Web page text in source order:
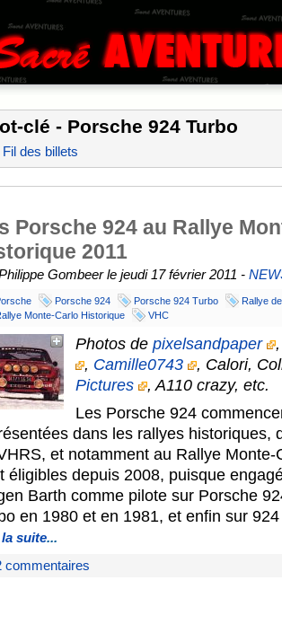
clé - Porsche 924 Turbo
Fil des billets
Porsche 924 au Rallye
2011
Gombeer le jeudi 17 février 2011 -
Porsche 924 Porsche 924 Turbo
Rallye
Monte-Carlo Historique
VHC
Photos depixelsandpaper
, Camille0743 , Calori,
Pictures , A110 crazy, etc.
Les Porsche 924
dans les rallyes historiques,
et notamment au Rallye
éligibles depuis 2008, puisque
Barth comme pilote sur Porsche
en 1980 et en 1981, et enfin sur
suite...
commentaires